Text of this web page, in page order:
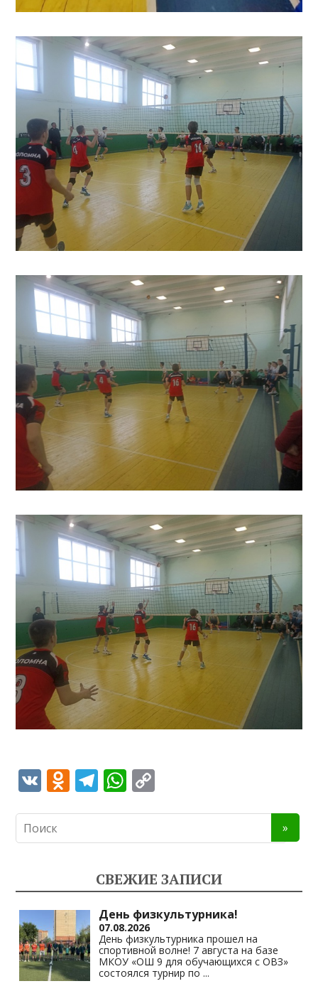
V O
o
as
s
ni
ki
T
gr
a
m
W
s
A
p
p
y
Li
n
k
СВЕЖИЕ ЗАПИСИ
День физкультурника!
07.08.2026
День физкультурника прошел на
спортивной волне! 7 августа на базе
МКОУ «ОШ 9 для обучающихся с ОВЗ»
состоялся турнир по ...